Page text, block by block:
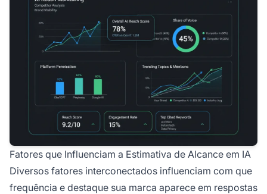
Fatores que Influenciam a Estimativa de Alcance em IA
Diversos fatores interconectados influenciam com que
frequência e destaque sua marca aparece em respostas